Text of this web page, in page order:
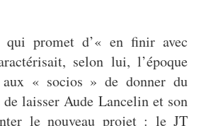
promet d’« en finir avec
selon lui, l’époque
« socios » de donner du
laisser Aude Lancelin et son
le nouveau projet : le JT